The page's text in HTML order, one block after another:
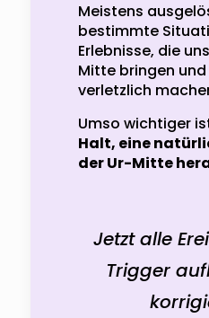
Meistens
bestimmte
Erlebnisse, die
Mitte bringen
verletzlich
Umso wichtiger
Halt, eine
der Ur-Mitte
Jetzt alle
Trigger